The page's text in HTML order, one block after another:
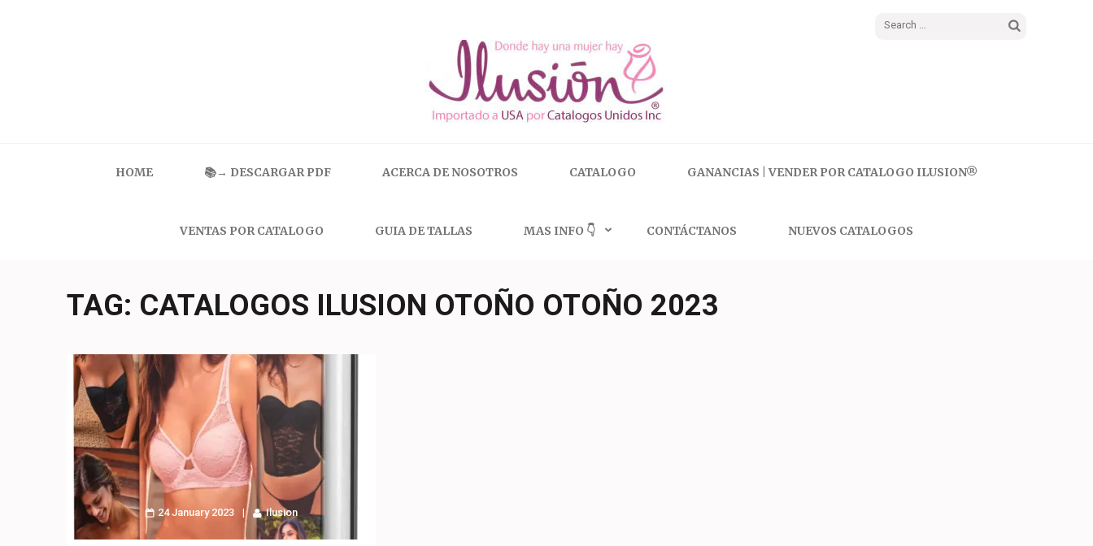
Search
HOME 📚→ DESCARGAR PDF ACERCA DE NOSOTROS CATALOGO GANANCIAS | VENDER POR CATALOGO ILUSION®
VENTAS POR CATALOGO GUIA DE TALLAS MAS INFO 👇 CONTÁCTANOS NUEVOS CATALOGOS
TAG: CATALOGOS ILUSION OTOÑO OTOÑO 2023
24 January 2023 Ilusion